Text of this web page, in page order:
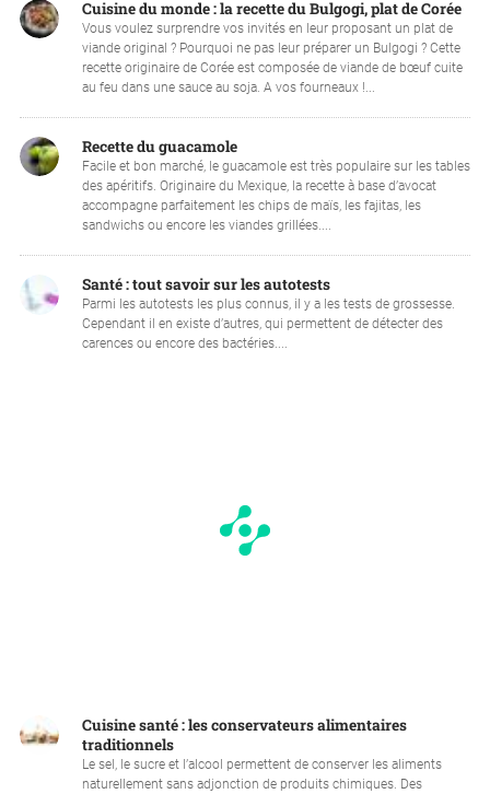
Cuisine du monde : la recette du Bulgogi, plat de Corée
Vous voulez surprendre vos invités en leur proposant un plat de
viande original ? Pourquoi ne pas leur préparer un Bulgogi ? Cette
recette originaire de Corée est composée de viande de bœuf cuite
au feu dans une sauce au soja. A vos fourneaux !...
Recette du guacamole
Facile et bon marché, le guacamole est très populaire sur les tables
des apéritifs. Originaire du Mexique, la recette à base d’avocat
accompagne parfaitement les chips de maïs, les fajitas, les
sandwichs ou encore les viandes grillées....
Santé : tout savoir sur les autotests
Parmi les autotests les plus connus, il y a les tests de grossesse.
Cependant il en existe d’autres, qui permettent de détecter des
carences ou encore des bactéries....
Cuisine santé : les conservateurs alimentaires
traditionnels
Le sel, le sucre et l’alcool permettent de conserver les aliments
naturellement sans adjonction de produits chimiques. Des